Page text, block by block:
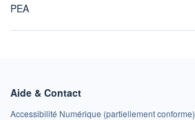
PEA
Aide & Contact
Accessibilité Numérique (partiellement conforme)